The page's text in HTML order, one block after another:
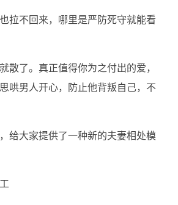
拉不回来，哪里是严防死守就能看
散了。真正值得你为之付出的爱，
哄男人开心，防止他背叛自己，不
给大家提供了一种新的夫妻相处模